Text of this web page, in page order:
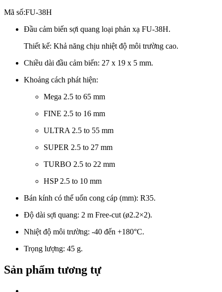
Mã số:FU-38H
Đầu cảm biến sợi quang loại phản xạ FU-38H.
Thiết kế: Khả năng chịu nhiệt độ môi trường cao.
Chiều dài đầu cảm biến: 27 x 19 x 5 mm.
Khoảng cách phát hiện:
Mega 2.5 to 65 mm
FINE 2.5 to 16 mm
ULTRA 2.5 to 55 mm
SUPER 2.5 to 27 mm
TURBO 2.5 to 22 mm
HSP 2.5 to 10 mm
Bán kính có thể uốn cong cáp (mm): R35.
Độ dài sợi quang: 2 m Free-cut (ø2.2×2).
Nhiệt độ môi trường: -40 đến +180°C.
Trọng lượng: 45 g.
Sản phẩm tương tự